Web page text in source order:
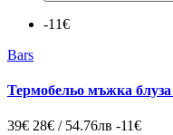
-11€
Bars
Термобельо мъжка
39€ 28€ / 54.76лв -11€